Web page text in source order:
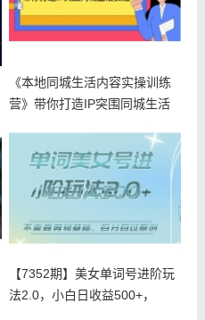
《本地同城生活内容实操训练
营》带你打造IP突围同城生活
【7352期】美女单词号进阶玩
法2.0，小白日收益500+，